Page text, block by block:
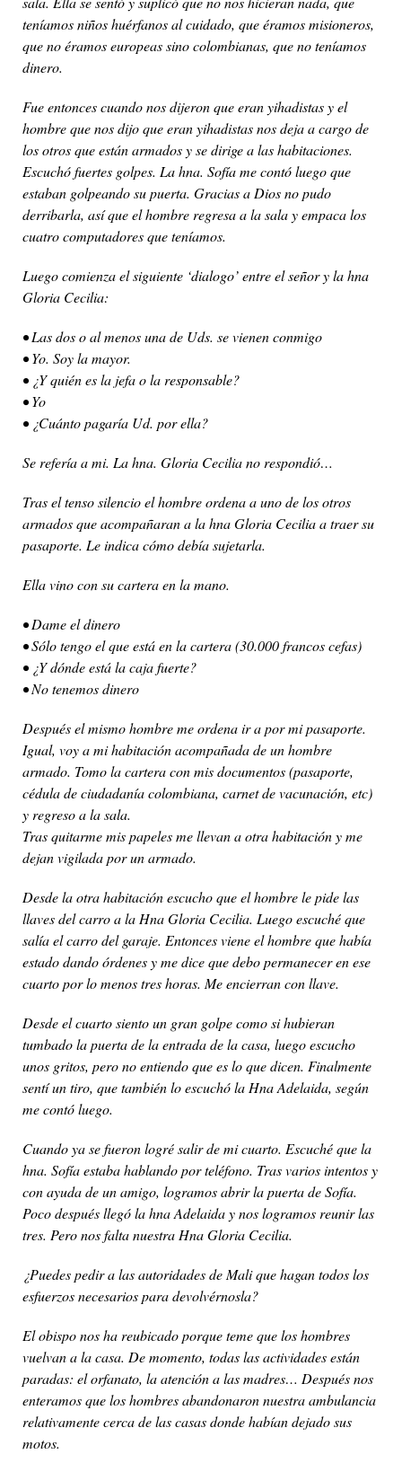
teníamos niños huérfanos al cuidado, que éramos misioneros,
que no éramos europeas sino colombianas, que no teníamos
dinero.
Fue entonces cuando nos dijeron que eran yihadistas y el
hombre que nos dijo que eran yihadistas nos deja a cargo de
los otros que están armados y se dirige a las habitaciones.
Escuchó fuertes golpes. La hna. Sofía me contó luego que
estaban golpeando su puerta. Gracias a Dios no pudo
derribarla, así que el hombre regresa a la sala y empaca los
cuatro computadores que teníamos.
Luego comienza el siguiente ‘dialogo’ entre el señor y la hna
Gloria Cecilia:
• Las dos o al menos una de Uds. se vienen conmigo
• Yo. Soy la mayor.
• ¿Y quién es la jefa o la responsable?
• Yo
• ¿Cuánto pagaría Ud. por ella?
Se refería a mi. La hna. Gloria Cecilia no respondió…
Tras el tenso silencio el hombre ordena a uno de los otros
armados que acompañaran a la hna Gloria Cecilia a traer su
pasaporte. Le indica cómo debía sujetarla.
Ella vino con su cartera en la mano.
• Dame el dinero
• Sólo tengo el que está en la cartera (30.000 francos cefas)
• ¿Y dónde está la caja fuerte?
• No tenemos dinero
Después el mismo hombre me ordena ir a por mi pasaporte.
Igual, voy a mi habitación acompañada de un hombre
armado. Tomo la cartera con mis documentos (pasaporte,
cédula de ciudadanía colombiana, carnet de vacunación, etc)
y regreso a la sala.
Tras quitarme mis papeles me llevan a otra habitación y me
dejan vigilada por un armado.
Desde la otra habitación escucho que el hombre le pide las
llaves del carro a la Hna Gloria Cecilia. Luego escuché que
salía el carro del garaje. Entonces viene el hombre que había
estado dando órdenes y me dice que debo permanecer en ese
cuarto por lo menos tres horas. Me encierran con llave.
Desde el cuarto siento un gran golpe como si hubieran
tumbado la puerta de la entrada de la casa, luego escucho
unos gritos, pero no entiendo que es lo que dicen. Finalmente
sentí un tiro, que también lo escuchó la Hna Adelaida, según
me contó luego.
Cuando ya se fueron logré salir de mi cuarto. Escuché que la
hna. Sofía estaba hablando por teléfono. Tras varios intentos y
con ayuda de un amigo, logramos abrir la puerta de Sofía.
Poco después llegó la hna Adelaida y nos logramos reunir las
tres. Pero nos falta nuestra Hna Gloria Cecilia.
¿Puedes pedir a las autoridades de Mali que hagan todos los
esfuerzos necesarios para devolvérnosla?
El obispo nos ha reubicado porque teme que los hombres
vuelvan a la casa. De momento, todas las actividades están
paradas: el orfanato, la atención a las madres… Después nos
enteramos que los hombres abandonaron nuestra ambulancia
relativamente cerca de las casas donde habían dejado sus
motos.